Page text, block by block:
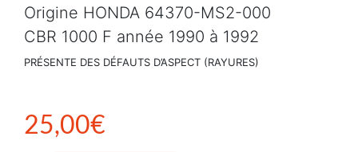
25,00€
Origine HONDA 64370-MS2-000
CBR 1000 F année 1990 à 1992
PRÉSENTE DES DÉFAUTS D’ASPECT (RAYURES)